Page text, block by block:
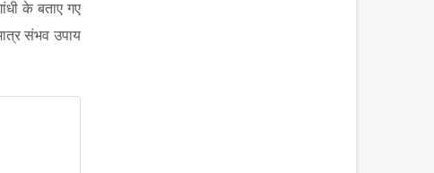
के बताए गए
संभव उपाय